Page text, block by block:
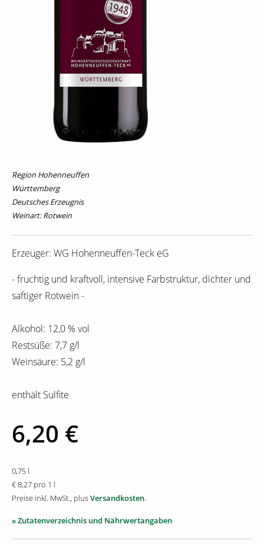
Region Hohenneuffen
Württemberg
Deutsches Erzeugnis
Weinart: Rotwein
Erzeuger: WG Hohenneuffen-Teck eG
- fruchtig und kraftvoll, intensive Farbstruktur, dichter und
saftiger Rotwein -
Alkohol: 12,0 % vol
Restsüße: 7,7 g/l
Weinsäure: 5,2 g/l
enthält Sulfite
6,20 €
0,75 l
€ 8,27 pro 1 l
Preise inkl. MwSt., plusVersandkosten.
» Zutatenverzeichnis und Nährwertangaben